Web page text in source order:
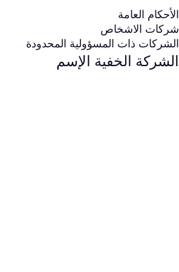
الأحكام العامة
شركات الاشخاص
الشركات ذات المسؤولية المحدودة
الشركة الخفية الإسم